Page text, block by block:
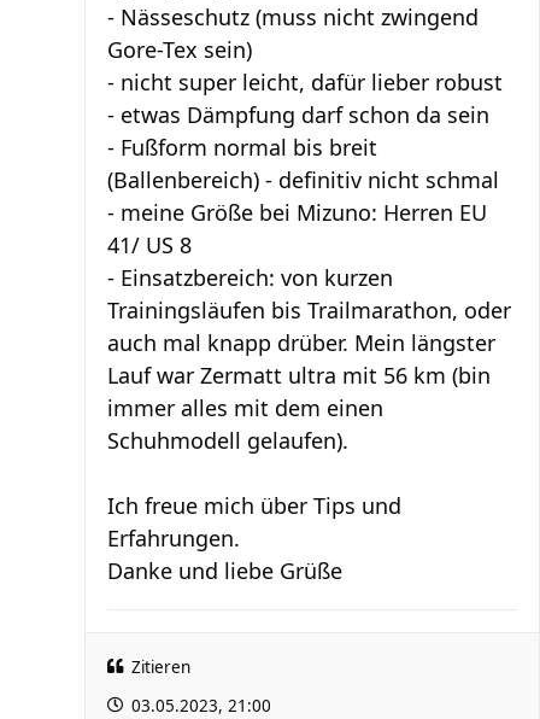
- Nässeschutz (muss nicht zwingend
Gore-Tex sein)
- nicht super leicht, dafür lieber robust
- etwas Dämpfung darf schon da sein
- Fußform normal bis breit
(Ballenbereich) - definitiv nicht schmal
- meine Größe bei Mizuno: Herren EU
41/ US 8
- Einsatzbereich: von kurzen
Trainingsläufen bis Trailmarathon, oder
auch mal knapp drüber. Mein längster
Lauf war Zermatt ultra mit 56 km (bin
immer alles mit dem einen
Schuhmodell gelaufen).
Ich freue mich über Tips und
Erfahrungen.
Danke und liebe Grüße
Zitieren
03.05.2023, 21:00